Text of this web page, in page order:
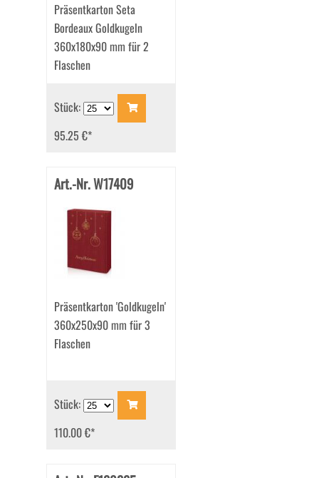
Präsentkarton Seta
Bordeaux Goldkugeln
360x180x90 mm für 2
Flaschen
Stück:
95.25 €*
Art.-Nr. W17409
Präsentkarton 'Goldkugeln'
360x250x90 mm für 3
Flaschen
Stück:
110.00 €*